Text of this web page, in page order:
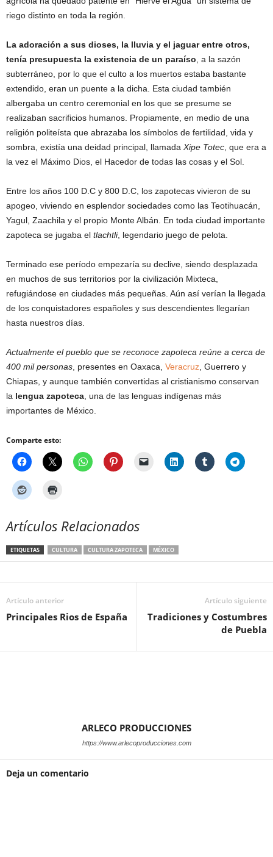
riego distinto en toda la región.
La adoración a sus dioses, la lluvia y el jaguar entre otros,
tenía presupuesta la existencia de un paraíso , a la sazón
subterráneo, por lo que el culto a los muertos estaba bastante
extendido, eran un puente a la dicha. Esta ciudad también
albergaba un centro ceremonial en los que se presume se
realizaban sacrificios humanos. Propiamente, en medio de una
religión politeísta que abrazaba los símbolos de fertilidad, vida y
sombra, existía una deidad principal, llamada Xipe Totec , que era a
la vez el Máximo Dios, el Hacedor de todas las cosas y el Sol.
Entre los años 100 D.C y 800 D.C, los zapotecas vivieron de su
apogeo, viviendo en esplendor sociedades como las Teotihuacán,
Yagul, Zaachila y el propio Monte Albán. En toda ciudad importante
zapoteca se jugaba el tlachtli, legendario juego de pelota.
Terminado ese período empezaría su declive, siendo desplazada
en muchos de sus territorios por la civilización Mixteca,
refugiándose en ciudades más pequeñas. Aún así verían la llegada
de los conquistadores españoles y sus descendientes llegarían
hasta nuestros días.
Actualmente el pueblo que se reconoce zapoteca reúne a cerca de
400 mil personas , presentes en Oaxaca, Veracruz , Guerrero y
Chiapas, y aunque también convertidas al cristianismo conservan
la lengua zapoteca , una de las lenguas indígenas más
importantes de México.
Comparte esto:
Artículos Relacionados
ETIQUETAS CULTURA CULTURA ZAPOTECA MÉXICO
Artículo anterior
Principales Rios de España
Artículo siguiente
Tradiciones y Costumbres
de Puebla
ARLECO PRODUCCIONES
https://www.arlecoproducciones.com
Deja un comentario